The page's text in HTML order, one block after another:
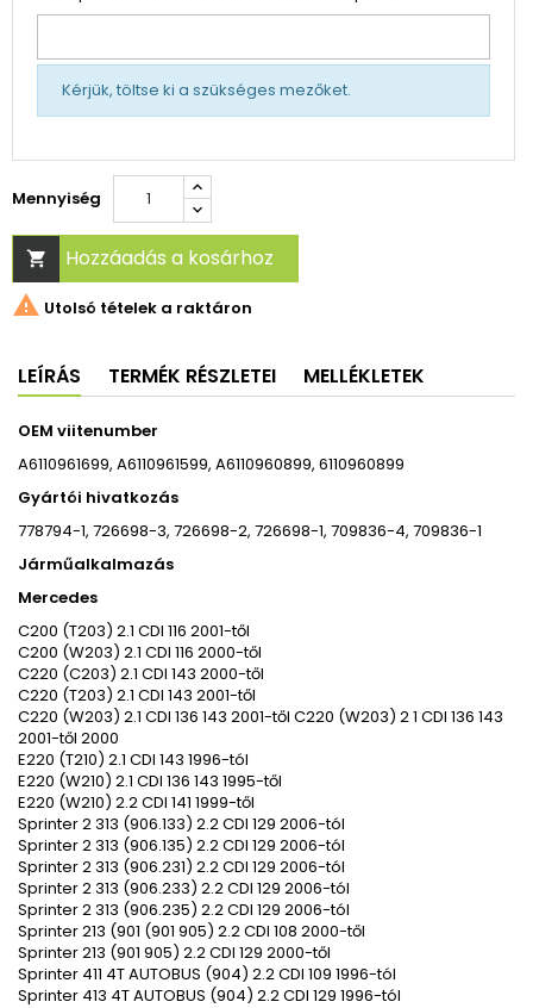
Kérjük, töltse ki a szükséges mezőket.
Mennyiség
 Hozzáadás a kosárhoz
 Utolsó tételek a raktáron
LEÍRÁS TERMÉK RÉSZLETEI MELLÉKLETEK
OEM viitenumber
A6110961699, A6110961599, A6110960899, 6110960899
Gyártói hivatkozás
778794-1, 726698-3, 726698-2, 726698-1, 709836-4, 709836-1
Járműalkalmazás
Mercedes
C200 (T203) 2.1 CDI 116 2001-től
C200 (W203) 2.1 CDI 116 2000-től
C220 (C203) 2.1 CDI 143 2000-től
C220 (T203) 2.1 CDI 143 2001-től
C220 (W203) 2.1 CDI 136 143 2001-től C220 (W203) 2 1 CDI 136 143
2001-től 2000
E220 (T210) 2.1 CDI 143 1996-tól
E220 (W210) 2.1 CDI 136 143 1995-től
E220 (W210) 2.2 CDI 141 1999-től
Sprinter 2 313 (906.133) 2.2 CDI 129 2006-tól
Sprinter 2 313 (906.135) 2.2 CDI 129 2006-tól
Sprinter 2 313 (906.231) 2.2 CDI 129 2006-tól
Sprinter 2 313 (906.233) 2.2 CDI 129 2006-tól
Sprinter 2 313 (906.235) 2.2 CDI 129 2006-tól
Sprinter 213 (901 (901 905) 2.2 CDI 108 2000-től
Sprinter 213 (901 905) 2.2 CDI 129 2000-től
Sprinter 411 4T AUTOBUS (904) 2.2 CDI 109 1996-tól
Sprinter 413 4T AUTOBUS (904) 2.2 CDI 129 1996-tól